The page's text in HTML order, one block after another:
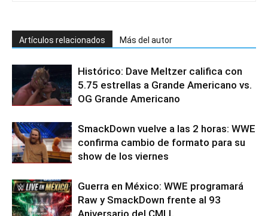
Artículos relacionados Más del autor
Histórico: Dave Meltzer califica con
5.75 estrellas a Grande Americano vs.
OG Grande Americano
SmackDown vuelve a las 2 horas: WWE
confirma cambio de formato para su
show de los viernes
Guerra en México: WWE programará
Raw y SmackDown frente al 93
Aniversario del CMLL